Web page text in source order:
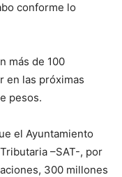
conforme lo
más de 100
en las próximas
pesos.
el Ayuntamiento
–SAT-, por
300 millones